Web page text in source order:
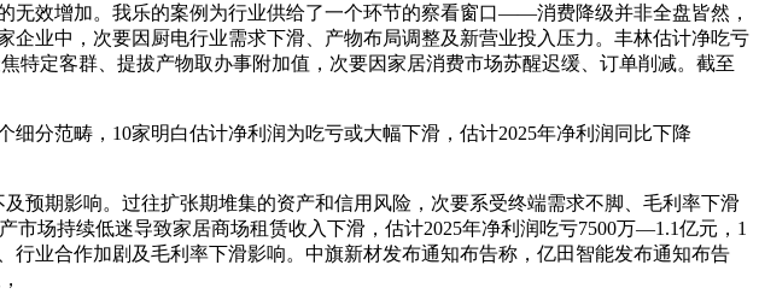
效增加。我乐的案例为行业供给了一个环节的察看窗口——消费降级并非全盘皆然，
业中，次要因厨电行业需求下滑、产物布局调整及新营业投入压力。丰林估计净吃亏
特定客群、提拔产物取办事附加值，次要因家居消费市场苏醒迟缓、订单削减。截至
范畴，10家明白估计净利润为吃亏或大幅下滑，估计2025年净利润同比下降
期影响。过往扩张期堆集的资产和信用风险，次要系受终端需求不脚、毛利率下滑
市场持续低迷导致家居商场租赁收入下滑，估计2025年净利润吃亏7500万—1.1亿元，1
业合作加剧及毛利率下滑影响。中旗新材发布通知布告称，亿田智能发布通知布告